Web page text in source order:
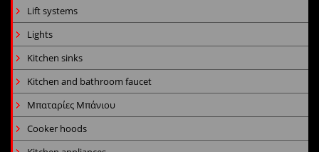
Lift systems
Lights
Kitchen sinks
Kitchen and bathroom faucet
Μπαταρίες Μπάνιου
Cooker hoods